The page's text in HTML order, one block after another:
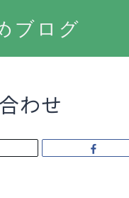
ブログ
わせ